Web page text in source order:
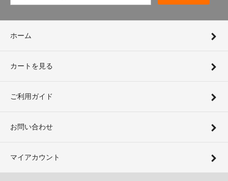
ホーム
カートを見る
ご利用ガイド
お問い合わせ
マイアカウント